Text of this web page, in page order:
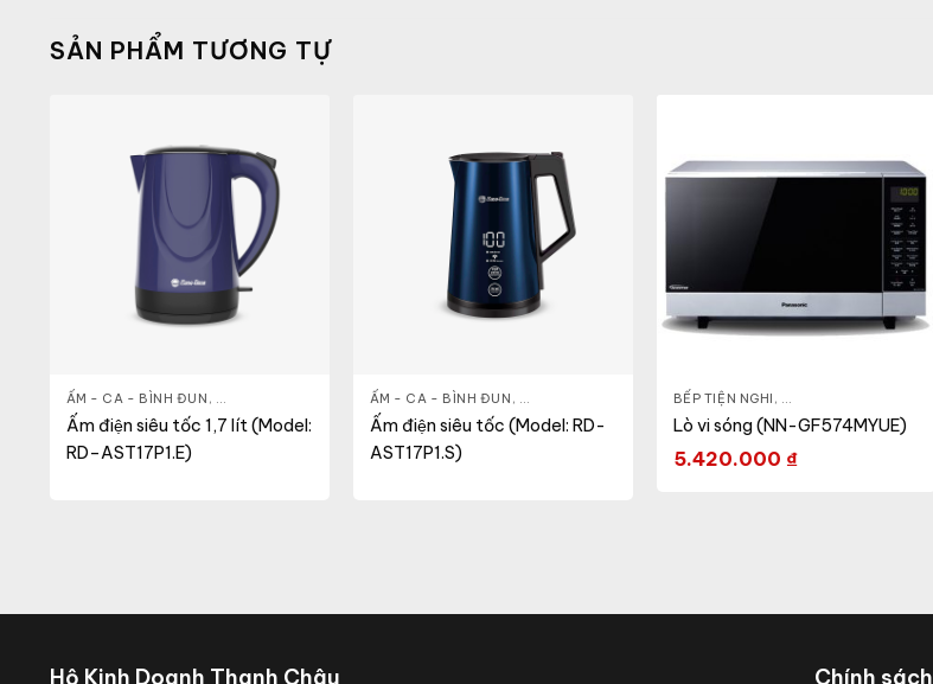
SẢN PHẨM TƯƠNG TỰ
ẤM - CA - BÌNH ĐUN , ,NỒI - ẤM - CA - BÌNH
Ấm điện siêu tốc 1,7 lít (Model:
RD–AST17P1.E)
ẤM - CA - BÌNH ĐUN , ,NỒI - ẤM - CA - BÌNH
Ấm điện siêu tốc (Model: RD-
AST17P1.S)
BẾP TIỆN NGHI ,
Lò vi sóng (NN-GF574MYUE)
5.420.000 ₫
- BÌNH,NỒI CƠM ĐIỆN
Hộ Kinh Doanh Thanh Châu Chính sách